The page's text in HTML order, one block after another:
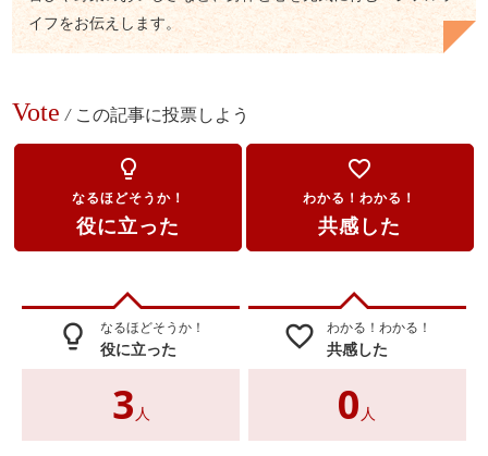
イフをお伝えします。
Vote / この記事に投票しよう
lightbulb_outline
なるほどそうか！
役に立った
favorite_border
わかる！わかる！
共感した
lightbulb_outline なるほどそうか！
役に立った
3 人
favorite_border わかる！わかる！
共感した
0 人